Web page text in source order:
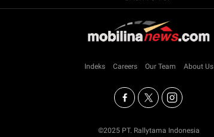
Indeks Careers Our Team About Us
©2025 PT. Rallytama Indonesia